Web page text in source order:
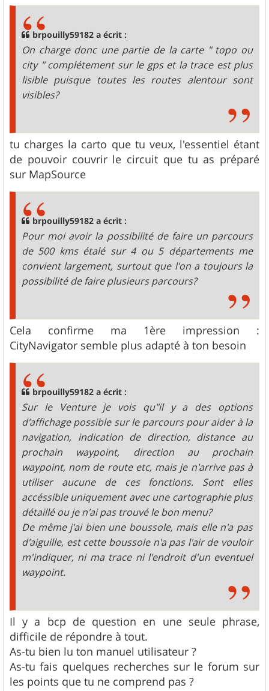
brpouilly59182 a écrit :
On charge donc une partie de la carte " topo ou
city " complétement sur le gps et la trace est plus
lisible puisque toutes les routes alentour sont
visibles?
tu charges la carto que tu veux, l'essentiel étant
de pouvoir couvrir le circuit que tu as préparé
sur MapSource
brpouilly59182 a écrit :
Pour moi avoir la possibilité de faire un parcours
de 500 kms étalé sur 4 ou 5 départements me
convient largement, surtout que l'on a toujours la
possibilité de faire plusieurs parcours?
Cela confirme ma 1ère impression :
CityNavigator semble plus adapté à ton besoin
brpouilly59182 a écrit :
Sur le Venture je vois qu"il y a des options
d'affichage possible sur le parcours pour aider à la
navigation, indication de direction, distance au
prochain waypoint, direction au prochain
waypoint, nom de route etc, mais je n'arrive pas à
utiliser aucune de ces fonctions. Sont elles
accéssible uniquement avec une cartographie plus
détaillé ou je n'ai pas trouvé le bon menu?
De même j'ai bien une boussole, mais elle n'a pas
d'aiguille, est cette boussole n'a pas l'air de vouloir
m'indiquer, ni ma trace ni l'endroit d'un eventuel
waypoint.
Il y a bcp de question en une seule phrase,
difficile de répondre à tout.
As-tu bien lu ton manuel utilisateur ?
As-tu fais quelques recherches sur le forum sur
les points que tu ne comprend pas ?